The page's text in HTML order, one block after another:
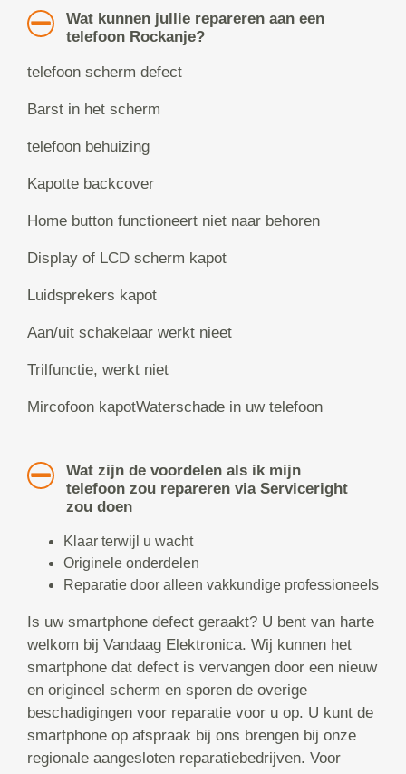
Wat kunnen jullie repareren aan een
telefoon Rockanje?
telefoon scherm defect
Barst in het scherm
telefoon behuizing
Kapotte backcover
Home button functioneert niet naar behoren
Display of LCD scherm kapot
Luidsprekers kapot
Aan/uit schakelaar werkt nieet
Trilfunctie, werkt niet
Mircofoon kapotWaterschade in uw telefoon
Wat zijn de voordelen als ik mijn
telefoon zou repareren via Serviceright
zou doen
Klaar terwijl u wacht
Originele onderdelen
Reparatie door alleen vakkundige professioneels
Is uw smartphone defect geraakt? U bent van harte
welkom bij Vandaag Elektronica. Wij kunnen het
smartphone dat defect is vervangen door een nieuw
en origineel scherm en sporen de overige
beschadigingen voor reparatie voor u op. U kunt de
smartphone op afspraak bij ons brengen bij onze
regionale aangesloten reparatiebedrijven. Voor